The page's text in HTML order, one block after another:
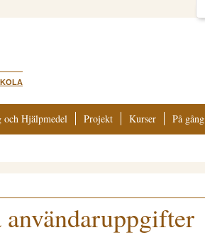
och Hjälpmedel Projekt Kurser På gång
användaruppgifter